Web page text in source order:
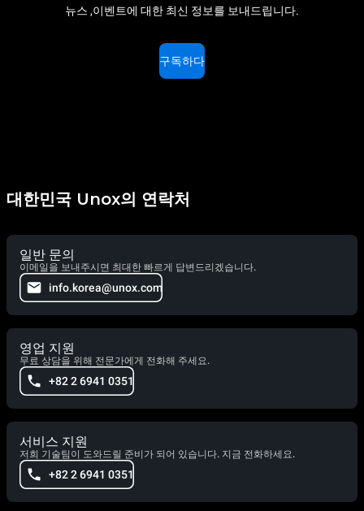
뉴스 ,이벤트에 대한 최신 정보를 보내드립니다.
구독하다
대한민국 Unox의 연락처
일반 문의
이메일을 보내주시면 최대한 빠르게 답변드리겠습니다.
info.korea@unox.com
영업 지원
무료 상담을 위해 전문가에게 전화해 주세요.
+82 2 6941 0351
서비스 지원
저희 기술팀이 도와드릴 준비가 되어 있습니다. 지금 전화하세요.
+82 2 6941 0351